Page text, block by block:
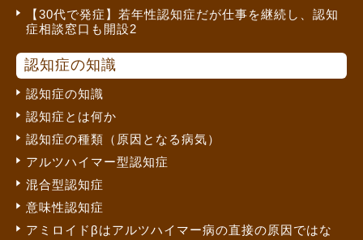
【30代で発症】若年性認知症だが仕事を継続し、認知
症相談窓口も開設2
認知症の知識
認知症の知識
認知症とは何か
認知症の種類（原因となる病気）
アルツハイマー型認知症
混合型認知症
意味性認知症
アミロイドβはアルツハイマー病の直接の原因ではな